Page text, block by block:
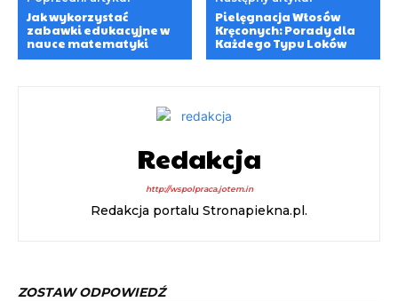
Jak wykorzystać
zabawki edukacyjne w
nauce matematyki
Pielęgnacja Włosów
Kręconych: Porady dla
Każdego Typu Loków
Redakcja
http://wspolpraca.jotem.in
Redakcja portalu Stronapiekna.pl.
ZOSTAW ODPOWIEDŹ